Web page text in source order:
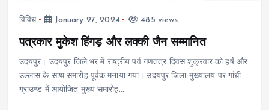
विविध January 27, 2024 485 views
पत्रकार मुकेश हिंगड़ और लक्की जैन सम्मानित
उदयपुर। उदयपुर जिले भर में राष्ट्रीय पर्व गणतंत्र दिवस शुक्रवार को हर्ष और
उल्लास के साथ समारोह पूर्वक मनाया गया। उदयपुर जिला मुख्यालय पर गांधी
ग्राउण्ड में आयोजित मुख्य समारोह…